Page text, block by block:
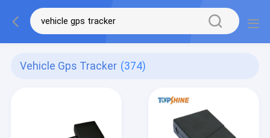
Vehicle Gps Tracker (374)